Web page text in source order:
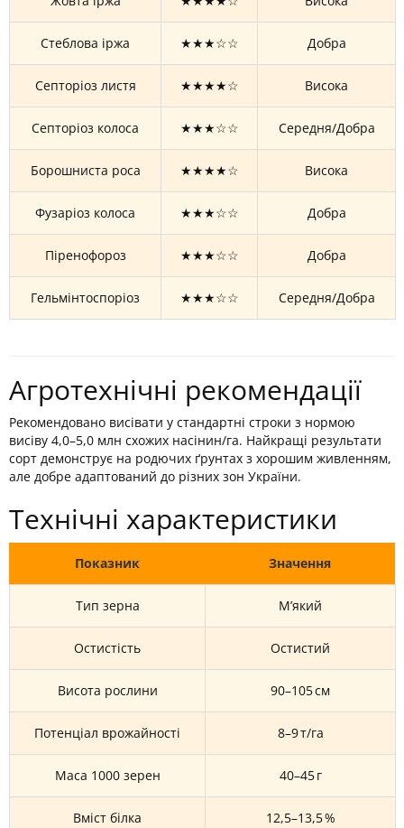
Стеблова іржа ★★★☆☆ Добра
Септоріоз листя ★★★★☆ Висока
Септоріоз колоса ★★★☆☆ Середня/Добра
Борошниста роса ★★★★☆ Висока
Фузаріоз колоса ★★★☆☆ Добра
Піренофороз ★★★☆☆ Добра
Гельмінтоспоріоз ★★★☆☆ Середня/Добра
Агротехнічні рекомендації
Рекомендовано висівати у стандартні строки з нормою
висіву 4,0–5,0 млн схожих насінин/га. Найкращі результати
сорт демонструє на родючих ґрунтах з хорошим живленням,
але добре адаптований до різних зон України.
Технічні характеристики
Показник Значення
Тип зерна М’який
Остистість Остистий
Висота рослини 90–105 см
Потенціал врожайності 8–9 т/га
Маса 1000 зерен 40–45 г
Вміст білка 12,5–13,5 %